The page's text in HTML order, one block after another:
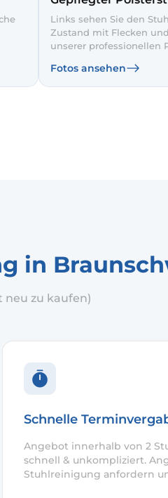
Links sehen Sie den
Zustand mit Flecken
unserer professionellen
heller. So fügt sich der
gepflegt in Ihr
Fotos ansehen
in
neu zu kaufen)
Schnelle
Angebot innerhalb von 2
schnell & unkompliziert.
Stuhlreinigung anfordern